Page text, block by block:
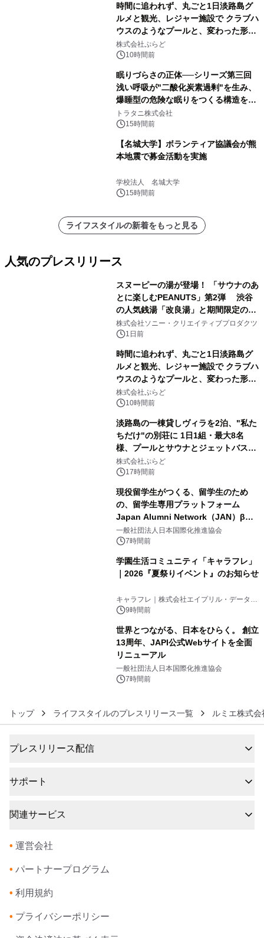
時間に追われず、丸ごと1日淡路島グ
ルメと観光、レジャー施設で クラブハ
ウスのようなプールと、変わった形の
サウナも 「THE BOXY AWAJI」のお
得な素泊まり連泊プランで
株式会社ぷらど
10時間前
眠りづらさの正体──シリーズ第三回
浅い呼吸が"二酸化炭素過剰"を生み、
爆睡型の危険な眠りをつくる構造を解
説
トラタニ株式会社
15時間前
【名城大学】ボランティア協議会が熊
本地震で募金活動を実施
学校法人 名城大学
15時間前
ライフスタイルの新着をもっと見る
人気のプレスリリース
スヌーピーの湯が登場！ 「サウナのあ
とに楽しむPEANUTS」第2弾 渋谷
の人気銭湯「改良湯」と期間限定のコ
ラボレーション サウナイキタイコラ
ボグッズも発売決定！
株式会社ソニー・クリエイティブプロダクツ
1日前
時間に追われず、丸ごと1日淡路島グ
ルメと観光、レジャー施設で クラブハ
ウスのようなプールと、変わった形の
サウナも 「THE BOXY AWAJI」のお
得な素泊まり連泊プランで
株式会社ぷらど
10時間前
淡路島の一棟貸しヴィラを2泊、"私た
ちだけ"の別荘に 1日1組・最大8名
様、プールとサウナとジェットバス付
きで Villa Mon Temps AWAJIの連泊
素泊りプラン
株式会社ぷらど
17時間前
現役留学生がつくる、留学生のため
の、留学生専用プラットフォーム
Japan Alumni Network（JAN）β版
をリリース
一般社団法人日本国際化推進協会
7時間前
学園生活コミュニティ「キャラフレ」
｜2026『夏祭りイベント』のお知らせ
キャラフレ｜株式会社エイプリル・データ・
デザインズ
9時間前
世界とつながる、日本をひらく。 創立
13周年、JAPI公式Webサイトを全面
リニューアル
一般社団法人日本国際化推進協会
7時間前
トップ ライフスタイルのプレスリリース一覧 ルミエ株式会
プレスリリース配信
サポート
関連サービス
• 運営会社
• パートナープログラム
• 利用規約
• プライバシーポリシー